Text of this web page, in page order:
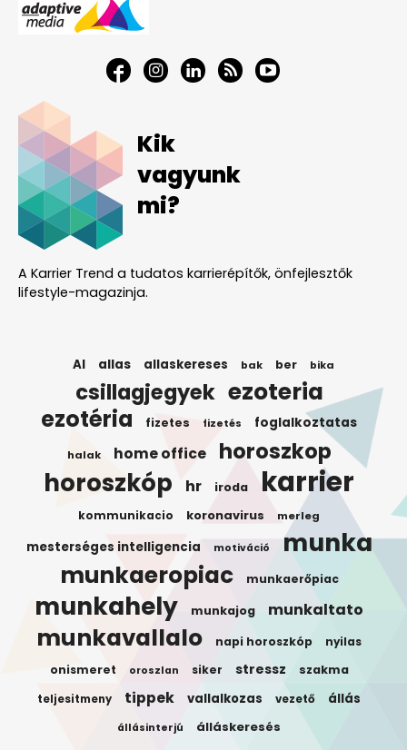
Kik
vagyunk
mi?
A Karrier Trend a tudatos karrierépítők, önfejlesztők
lifestyle-magazinja.
AI allas allaskereses bak ber bika
csillagjegyek ezoteria
ezotéria fizetes fizetés foglalkoztatas
halak home office horoszkop
horoszkóp hr iroda karrier
kommunikacio koronavirus merleg
mesterséges intelligencia motiváció munka
munkaeropiac munkaerőpiac
munkahely munkajog munkaltato
munkavallalo napi horoszkóp nyilas
onismeret oroszlan siker stressz szakma
teljesitmeny tippek vallalkozas vezető állás
állásinterjú álláskeresés